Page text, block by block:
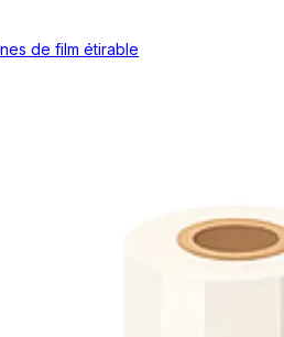
de film étirable